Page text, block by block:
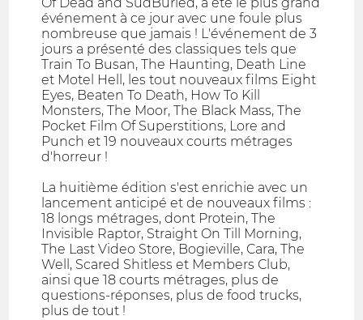
Of Dead and SudBuried, a été le plus grand
événement à ce jour avec une foule plus
nombreuse que jamais ! L'événement de 3
jours a présenté des classiques tels que
Train To Busan, The Haunting, Death Line
et Motel Hell, les tout nouveaux films Eight
Eyes, Beaten To Death, How To Kill
Monsters, The Moor, The Black Mass, The
Pocket Film Of Superstitions, Lore and
Punch et 19 nouveaux courts métrages
d'horreur !
La huitième édition s'est enrichie avec un
lancement anticipé et de nouveaux films :
18 longs métrages, dont Protein, The
Invisible Raptor, Straight On Till Morning,
The Last Video Store, Bogieville, Cara, The
Well, Scared Shitless et Members Club,
ainsi que 18 courts métrages, plus de
questions-réponses, plus de food trucks,
plus de tout !